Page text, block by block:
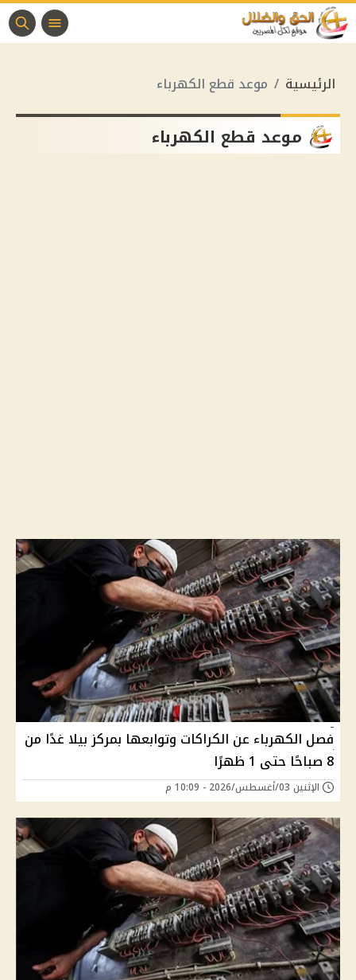
الرئيسية موعد قطع الكهرباء
موعد قطع الكهرباء
فصل الكهرباء عن الكراكات وتوابعها بمركز بيلا غدًا من
8 صباحًا حتى 1 ظهرًا
الإثنين 03/أغسطس/2026 - 10:09 م